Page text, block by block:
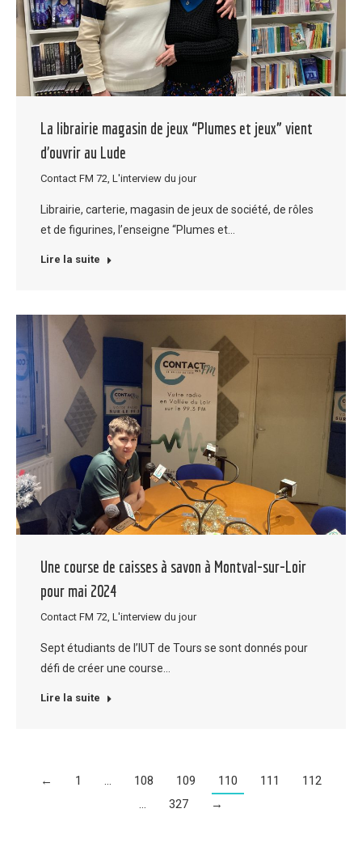
La librairie magasin de jeux “Plumes et jeux” vient
d’ouvrir au Lude
Contact FM 72 L'interview du jour
Librairie, carterie, magasin de jeux de société, de rôles
et de figurines, l’enseigne “Plumes et…
Lire la suite
Une course de caisses à savon à Montval-sur-Loir
pour mai 2024
Contact FM 72 L'interview du jour
Sept étudiants de l’IUT de Tours se sont donnés pour
défi de créer une course…
Lire la suite
← 1 … 108 109 110 111
112
…
327 →